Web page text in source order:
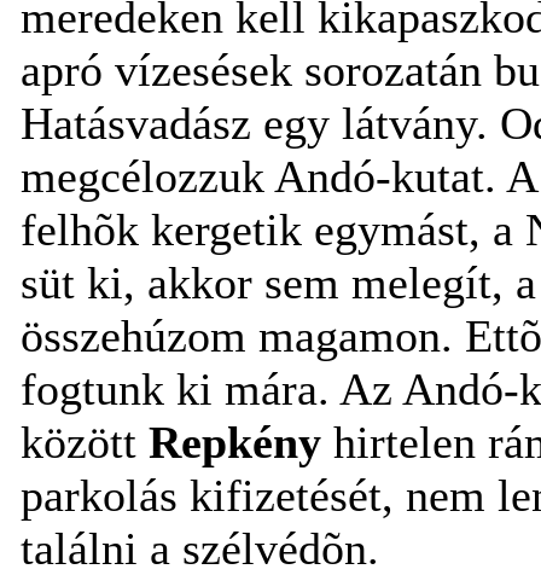
meredeken kell
apró vízesések sorozatán
Hatásvadász egy látvány.
megcélozzuk Andó-kutat.
felhõk kergetik egymást, a
süt ki, akkor sem melegít,
összehúzom magamon.
fogtunk ki mára. Az Andó-
között Repkény hirtelen
parkolás kifizetését, nem
találni a szélvédõn.